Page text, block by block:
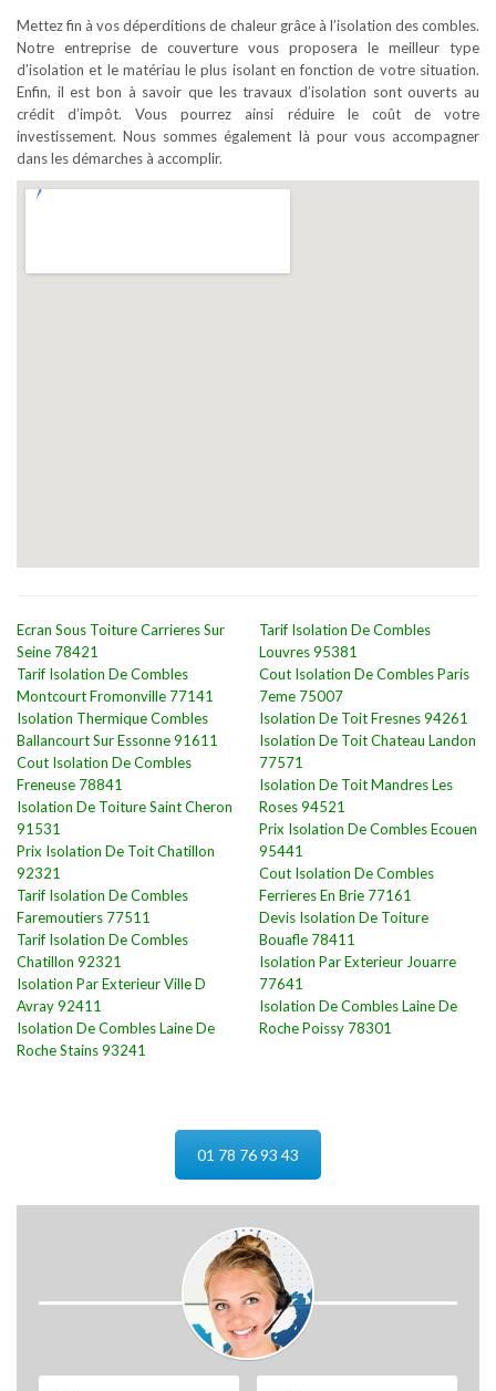
Mettez fin à vos déperditions de chaleur grâce à l’isolation des combles.
Notre entreprise de couverture vous proposera le meilleur type
d’isolation et le matériau le plus isolant en fonction de votre situation.
Enfin, il est bon à savoir que les travaux d’isolation sont ouverts au
crédit d’impôt. Vous pourrez ainsi réduire le coût de votre
investissement. Nous sommes également là pour vous accompagner
dans les démarches à accomplir.
Ecran Sous Toiture Carrieres Sur
Seine 78421
Tarif Isolation De Combles
Montcourt Fromonville 77141
Isolation Thermique Combles
Ballancourt Sur Essonne 91611
Cout Isolation De Combles
Freneuse 78841
Isolation De Toiture Saint Cheron
91531
Prix Isolation De Toit Chatillon
92321
Tarif Isolation De Combles
Faremoutiers 77511
Tarif Isolation De Combles
Chatillon 92321
Isolation Par Exterieur Ville D
Avray 92411
Isolation De Combles Laine De
Roche Stains 93241
Tarif Isolation De Combles
Louvres 95381
Cout Isolation De Combles Paris
7eme 75007
Isolation De Toit Fresnes 94261
Isolation De Toit Chateau Landon
77571
Isolation De Toit Mandres Les
Roses 94521
Prix Isolation De Combles Ecouen
95441
Cout Isolation De Combles
Ferrieres En Brie 77161
Devis Isolation De Toiture
Bouafle 78411
Isolation Par Exterieur Jouarre
77641
Isolation De Combles Laine De
Roche Poissy 78301
01 78 76 93 43